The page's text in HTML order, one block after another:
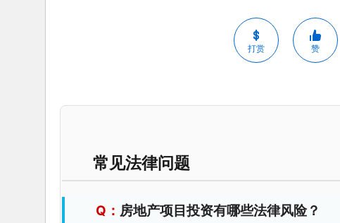
打赏 赞
常见法律问题
房地产项目投资有哪些法律风险？